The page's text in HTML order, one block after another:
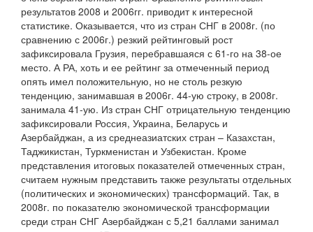
результатов 2008 и 2006гг. приводит к интересной
статистике. Оказывается, что из стран СНГ в 2008г. (по
сравнению с 2006г.) резкий рейтинговый рост
зафиксировала Грузия, перебравшаяся с 61-го на 38-ое
место. А РА, хоть и ее рейтинг за отмеченный период
опять имел положительную, но не столь резкую
тенденцию, занимавшая в 2006г. 44-ую строку, в 2008г.
занимала 41-ую. Из стран СНГ отрицательную тенденцию
зафиксировали Россия, Украина, Беларусь и
Азербайджан, а из среднеазиатских стран – Казахстан,
Таджикистан, Туркменистан и Узбекистан. Кроме
представления итоговых показателей отмеченных стран,
считаем нужным представить также результаты отдельных
(политических и экономических) трансформаций. Так, в
2008г. по показателю экономической трансформации
среди стран СНГ Азербайджан с 5,21 баллами занимал